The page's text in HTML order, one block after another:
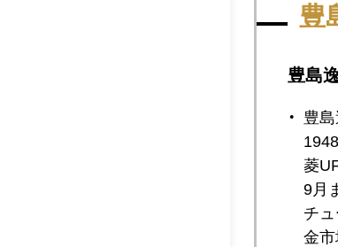
っと気が
最後にジ
週は途端
なテクニ
豊
豊島
豊島
菱
9月
チ
金